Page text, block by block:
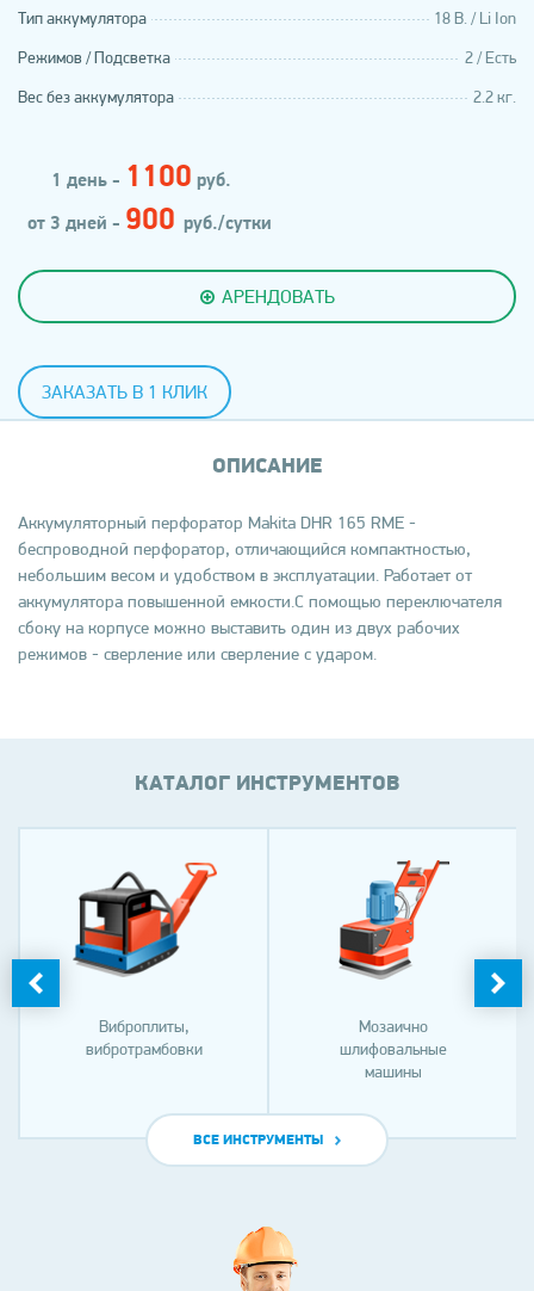
Тип аккумулятора 18 В. / Li Ion
Режимов / Подсветка 2 / Есть
Вес без аккумулятора 2.2 кг.
1 день - 1100 руб.
от 3 дней - 900 руб./сутки
АРЕНДОВАТЬ
ЗАКАЗАТЬ В 1 КЛИК
ОПИСАНИЕ
Аккумуляторный перфоратор Makita DHR 165 RME -
беспроводной перфоратор, отличающийся компактностью,
небольшим весом и удобством в эксплуатации. Работает от
аккумулятора повышенной емкости.С помощью переключателя
сбоку на корпусе можно выставить один из двух рабочих
режимов - сверление или сверление с ударом.
КАТАЛОГ ИНСТРУМЕНТОВ
Виброплиты,
вибротрамбовки
Мозаично
шлифовальные
машины
ВСЕ ИНСТРУМЕНТЫ